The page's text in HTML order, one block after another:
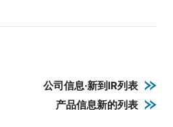
公司信息·新到IR列表
产品信息新的列表